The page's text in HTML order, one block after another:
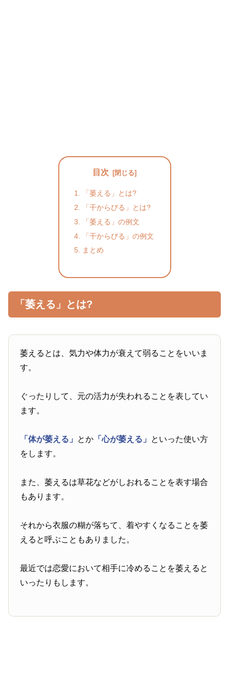
目次
「萎える」とは?
「干からびる」とは?
「萎える」の例文
「干からびる」の例文
まとめ
「萎える」とは?
萎えるとは、気力や体力が衰えて弱ることをいいま
す。
ぐったりして、元の活力が失われることを表してい
ます。
「体が萎える」 とか 「心が萎える」 といった使い方
をします。
また、萎えるは草花などがしおれることを表す場合
もあります。
それから衣服の糊が落ちて、着やすくなることを萎
えると呼ぶこともありました。
最近では恋愛において相手に冷めることを萎えると
いったりもします。